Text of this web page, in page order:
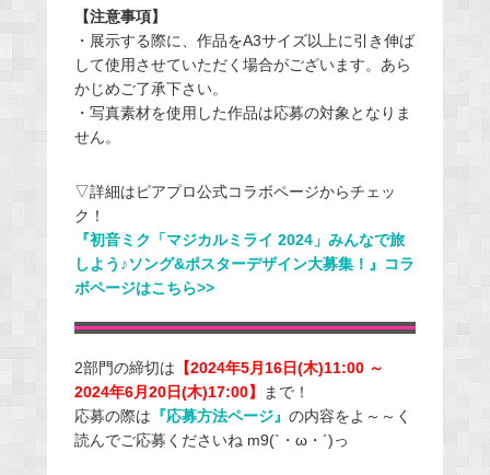
【注意事項】
・展示する際に、作品をA3サイズ以上に引き伸ば
して使用させていただく場合がございます。あら
かじめご了承下さい。
・写真素材を使用した作品は応募の対象となりま
せん。
▽詳細はピアプロ公式コラボページからチェッ
ク！
『初音ミク「マジカルミライ 2024」みんなで旅
しよう♪ソング&ポスターデザイン大募集！』コラ
ボページはこちら>>
2部門の締切は 【2024年5月16日(木)11:00 ～
2024年6月20日(木)17:00】
まで！
応募の際は 『応募方法ページ』 の内容をよ～～く
読んでご応募くださいね m9(`・ω・´)っ